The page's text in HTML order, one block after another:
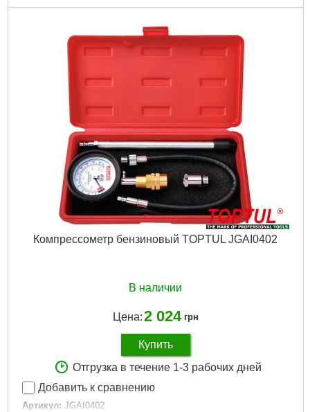
Код товара: 22.96.24
Длина шланга: 270 мм
Диаметр манометра: 60 мм
универсальный
Габариты упаковки:
Вес брутто:
320 г
Подробнее...
Компрессометр бензиновый TOPTUL JGAI0402
В наличии
Цена:2 024 грн
Купить
Отгрузка в течение 1-3 рабочих дней
Добавить к сравнению
Артикул: JGAI0402